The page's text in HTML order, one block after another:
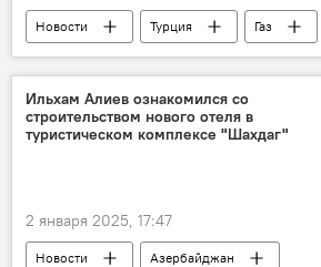
Новости Турция
Газ
Европа
Поставки газа
ПАО
Контракт
энергетическая
Ильхам Алиев ознакомился со
строительством нового отеля в
туристическом комплексе "Шахдаг"
2 января 2025, 17:47
Новости
Азербайджан